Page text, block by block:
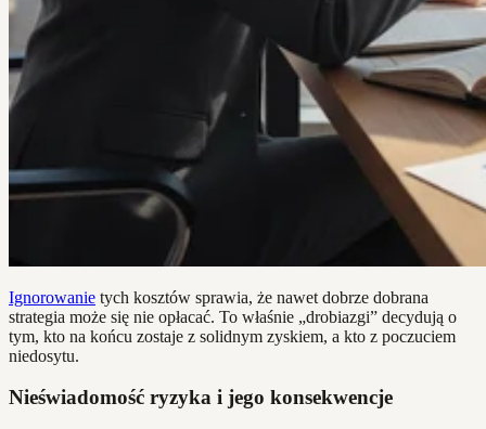
Ignorowanie tych kosztów sprawia, że nawet dobrze dobrana
strategia może się nie opłacać. To właśnie „drobiazgi” decydują o
tym, kto na końcu zostaje z solidnym zyskiem, a kto z poczuciem
niedosytu.
Nieświadomość ryzyka i jego konsekwencje